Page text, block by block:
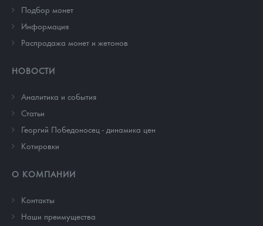
Подбор монет
Информация
Распродажа монет и жетонов
НОВОСТИ
Аналитика и события
Cтатьи
Георгий Победоносец - динамика цен
Котировки
О КОМПАНИИ
Контакты
Наши преимущества